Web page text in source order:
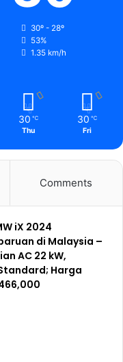
30º - 28º
53%
1.35 km/h
30 ℃
Thu
30 ℃
Fri
Comments
iX 2024
di Malaysia –
AC 22 kW,
Harga